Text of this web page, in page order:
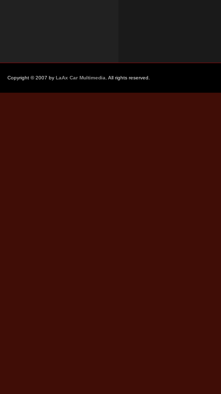
Copyright © 2007 by LaAx Car Multimedia . All rights reserved.